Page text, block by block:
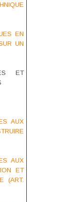
EN
UN
ET
AUX
AUX
ET
(ART.